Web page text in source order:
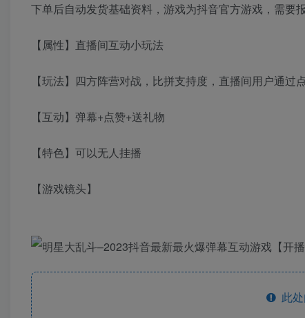
下单后自动发货基础资料，游戏为抖音官方游戏，需要
【属性】直播间互动小玩法
【玩法】四方阵营对战，比拼支持度，直播间用户通
【互动】弹幕+点赞+送礼物
【特色】可以无人挂播
【游戏镜头】
此